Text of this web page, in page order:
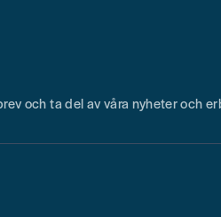
och ta del av våra nyheter och